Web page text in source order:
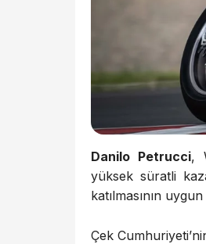
Danilo Petrucci,
yüksek süratli
katılmasının
Çek